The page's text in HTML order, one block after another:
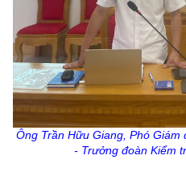
Ông Trần Hữu Giang, Phó Giám
- Trưởng đoàn Kiểm